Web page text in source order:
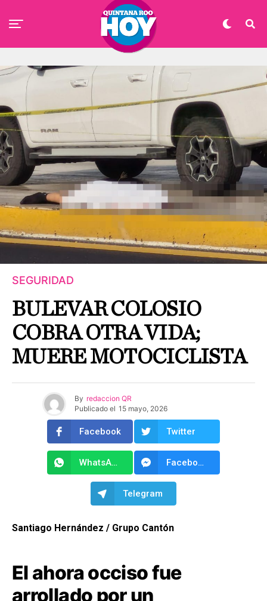
SEGURIDAD
BULEVAR COLOSIO
COBRA OTRA VIDA;
MUERE MOTOCICLISTA
By redaccion QR
Publicado el 15 mayo, 2026
Facebook Twitter
WhatsApp Facebook Messenger
Telegram
Santiago Hernández / Grupo Cantón
El ahora occiso fue
arrollado por un